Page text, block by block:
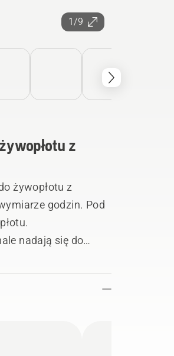
1/9
z
żywopłotu z
godzin. Pod
nadają się do
aby uzyskać